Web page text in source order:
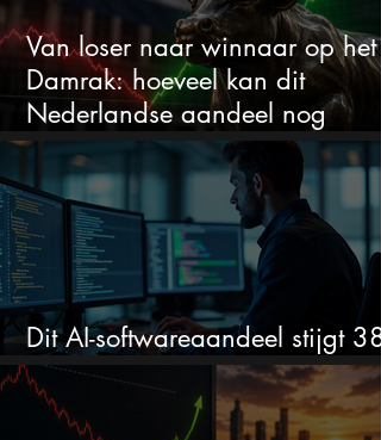
Van loser naar winnaar op het
Damrak: hoeveel kan dit
Nederlandse aandeel nog
stijgen?
Dit AI-softwareaandeel stijgt
en zet de SaaS-crash op zijn